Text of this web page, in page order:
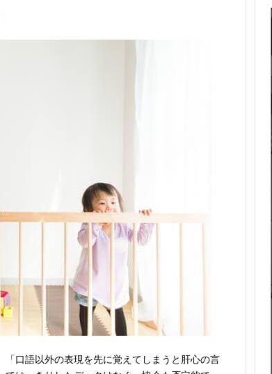
口語以外の表現を先に覚えてしまうと肝心の言